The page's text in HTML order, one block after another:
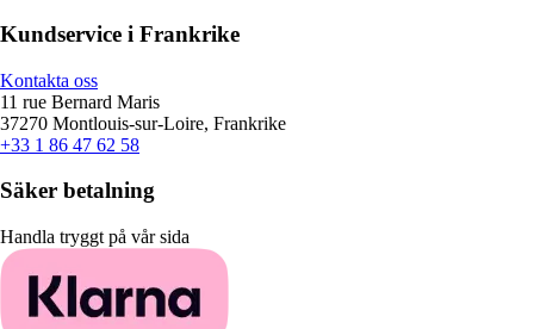
Kundservice i Frankrike
Kontakta oss
11 rue Bernard Maris
37270 Montlouis-sur-Loire, Frankrike
+33 1 86 47 62 58
Säker betalning
Handla tryggt på vår sida